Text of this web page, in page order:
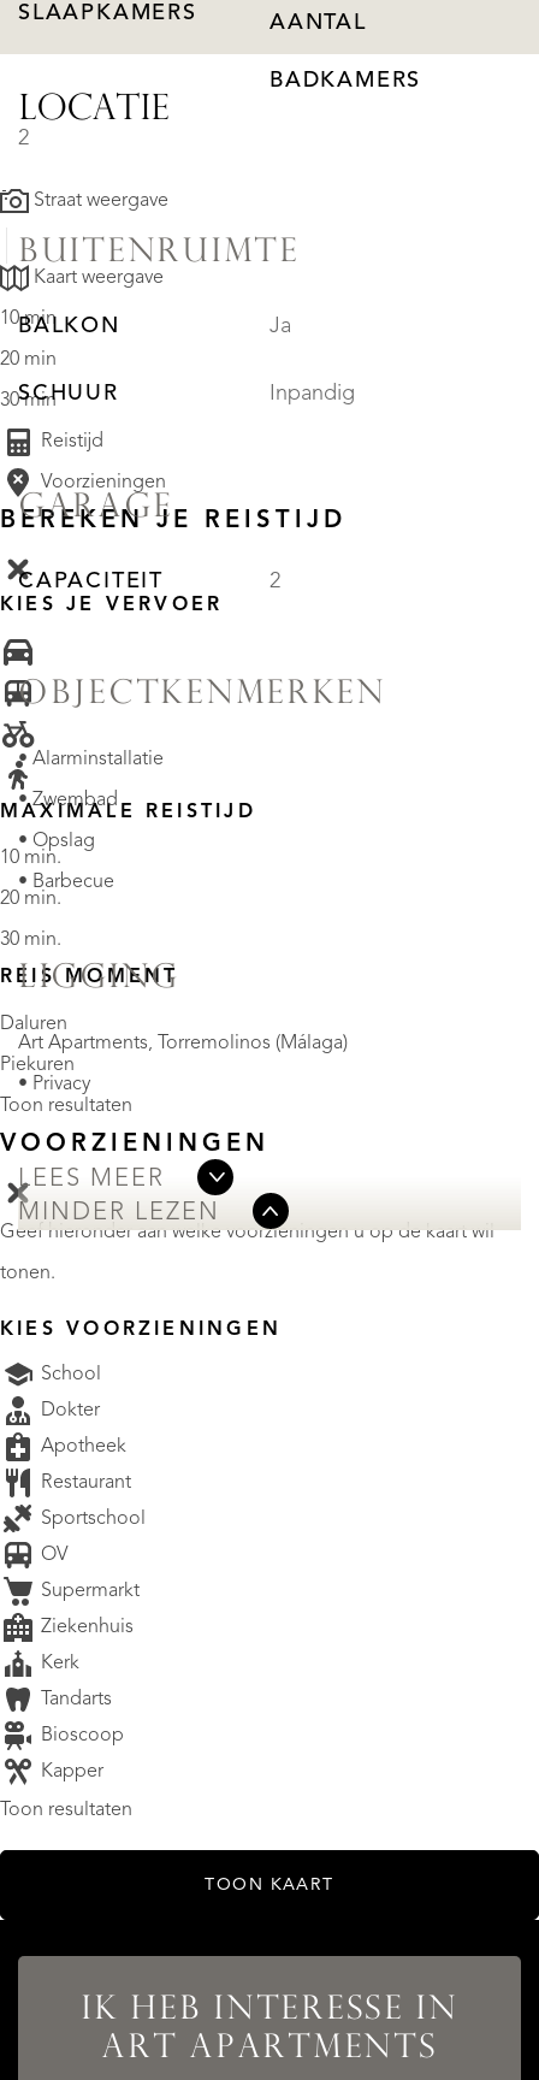
SLAAPKAMERS AANTAL
BADKAMERS
2
BUITENRUIMTE
BALKON Ja
SCHUUR Inpandig
GARAGE
CAPACITEIT 2
OBJECTKENMERKEN
• Alarminstallatie
• Zwembad
• Opslag
• Barbecue
LIGGING
Art Apartments, Torremolinos (Málaga)
• Privacy
LEES MEER
MINDER LEZEN
LOCATIE
Straat weergave
Kaart weergave
10 min
20 min
30 min
Reistijd
Voorzieningen
BEREKEN JE REISTIJD
KIES JE VERVOER
MAXIMALE REISTIJD
10 min.
20 min.
30 min.
REIS MOMENT
Daluren
Piekuren
Toon resultaten
VOORZIENINGEN
Geef hieronder aan welke voorzieningen u op de kaart wil
tonen.
KIES VOORZIENINGEN
School
Dokter
Apotheek
Restaurant
Sportschool
OV
Supermarkt
Ziekenhuis
Kerk
Tandarts
Bioscoop
Kapper
Toon resultaten
TOON KAART
IK HEB INTERESSE IN
ART APARTMENTS
AANBOD